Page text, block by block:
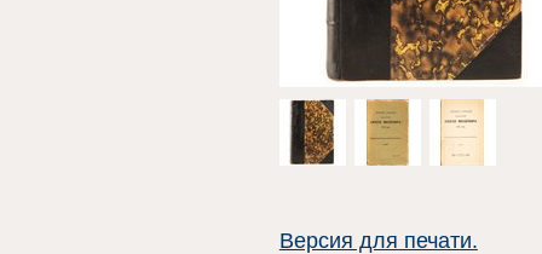
Версия для печати.